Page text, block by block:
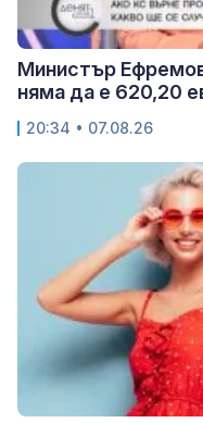
Министър
няма да е 620,20
20:34 • 07.08.26